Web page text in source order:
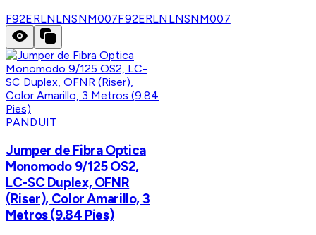
F92ERLNLNSNM007F92ERLNLNSNM007
PANDUIT
Jumper de Fibra Optica
Monomodo 9/125 OS2,
LC-SC Duplex, OFNR
(Riser), Color Amarillo, 3
Metros (9.84 Pies)